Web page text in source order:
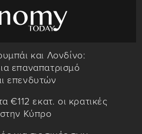
και Λονδίνο:
επαναπατρισμό
επενδυτών
€112 εκατ. οι κρατικές
Κύπρο